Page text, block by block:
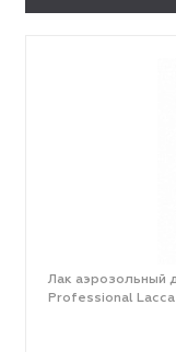
Лак аэрозольный
Professional